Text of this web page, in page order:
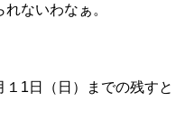
ないわなぁ。
1日（日）までの残すと